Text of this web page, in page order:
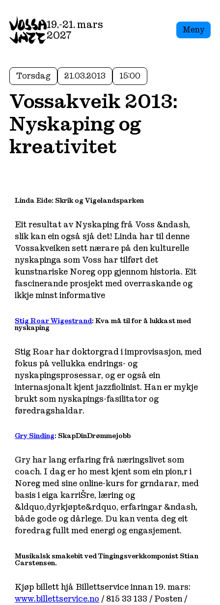
19.-21. mars
2027
Meny
Torsdag 21.03.2013 15:00
Vossakveik 2013:
Nyskaping og
kreativitet
Linda Eide: Skrik og Vigelandsparken
Eit resultat av Nyskaping frå Voss &ndash,
slik kan ein også sjå det! Linda har til denne
Vossakveiken sett nærare på den kulturelle
nyskapinga som Voss har tilført det
kunstnariske Noreg opp gjennom historia. Eit
fascinerande prosjekt med overraskande og
ikkje minst informative
Stig Roar Wigestrand: Kva må til for å lukkast med
nyskaping
Stig Roar har doktorgrad i improvisasjon, med
fokus på vellukka endrings- og
nyskapingsprosessar, og er også ein
internasjonalt kjent jazzfiolinist. Han er mykje
brukt som nyskapings-fasilitator og
føredragshaldar.
Gry Sinding: SkapDinDrømmejobb
Gry har lang erfaring frå næringslivet som
coach. I dag er ho mest kjent som ein pion‚r i
Noreg med sine online-kurs for grndarar, med
basis i eiga karriŠre, læring og
&ldquo,dyrkjøpte&rdquo, erfaringar &ndash,
både gode og dårlege. Du kan venta deg eit
foredrag fullt med energi og engasjement.
Musikalsk smakebit ved Tingingsverkkomponist Stian
Carstensen.
Kjøp billett hjå Billettservice innan 19. mars:
www.billettservice.no / 815 33 133 / Posten /